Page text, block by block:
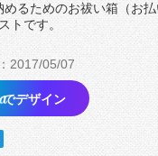
るためのお祓い箱（お
トです。
2017/05/07
でデザイン